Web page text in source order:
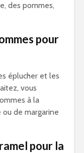
des pommes,
pour
éplucher et les
vous
à la
ou de margarine
pour la